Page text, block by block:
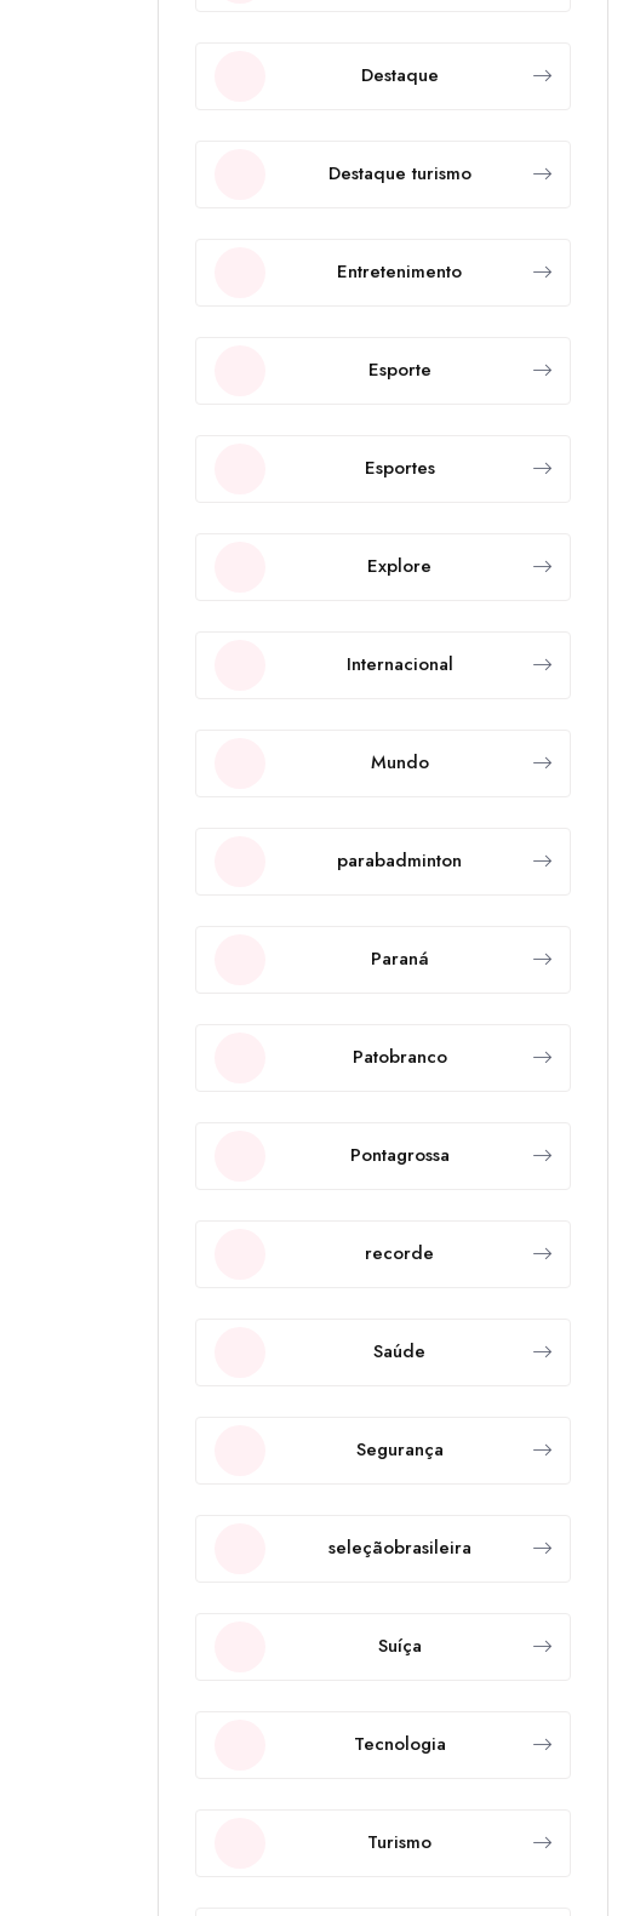
Destaque
Destaque turismo
Entretenimento
Esporte
Esportes
Explore
Internacional
Mundo
parabadminton
Paraná
Patobranco
Pontagrossa
recorde
Saúde
Segurança
seleçãobrasileira
Suíça
Tecnologia
Turismo